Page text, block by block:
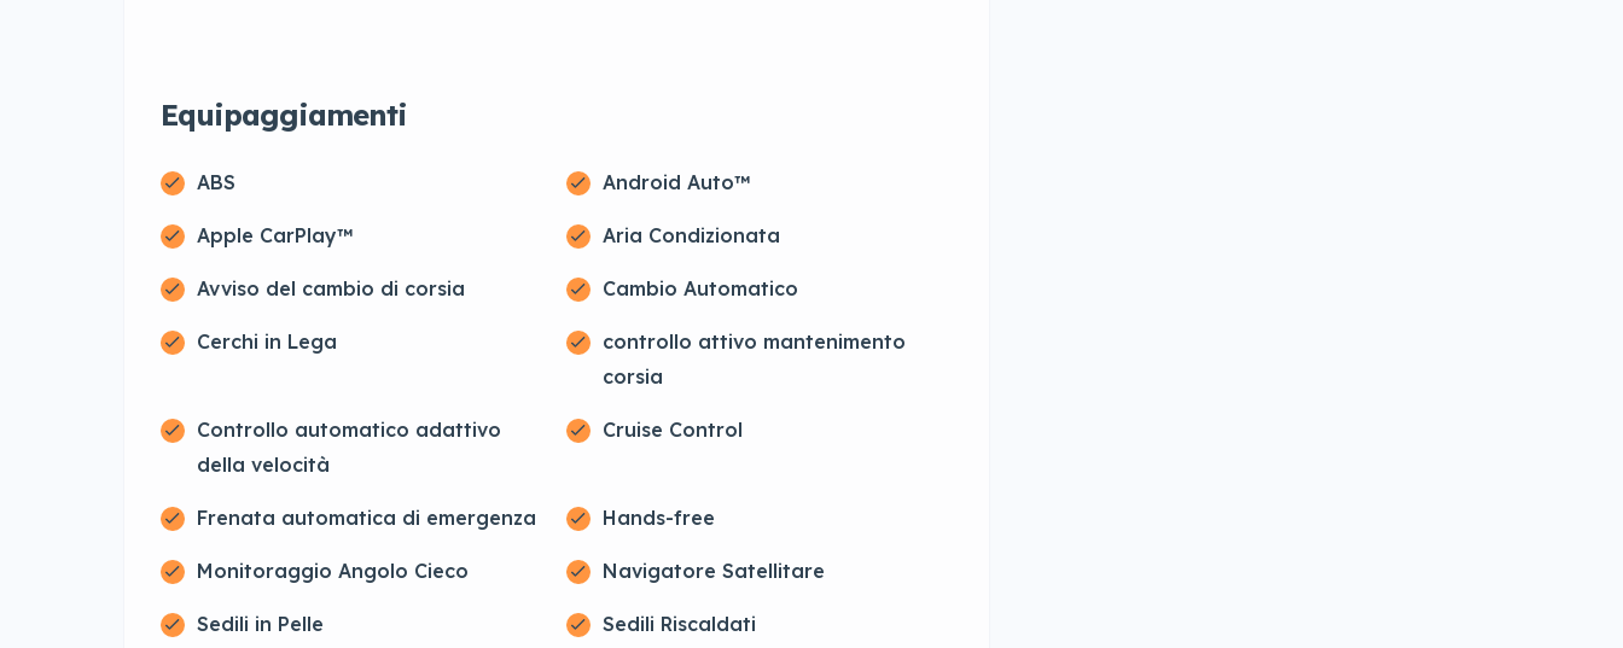
Equipaggiamenti
ABS Android Auto™
Apple CarPlay™ Aria Condizionata
Avviso del cambio di corsia Cambio Automatico
Cerchi in Lega
controllo attivo mantenimento
corsia
Controllo automatico adattivo
della velocità
Cruise Control
Frenata automatica di emergenza Hands-free
Monitoraggio Angolo Cieco Navigatore Satellitare
Sedili in Pelle Sedili Riscaldati